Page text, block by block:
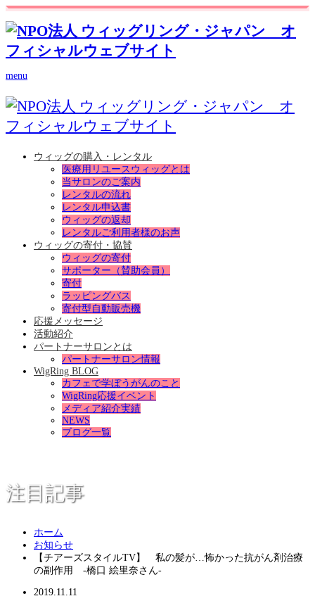
menu
ウィッグの購入・レンタル
医療用リユースウィッグとは
当サロンのご案内
レンタルの流れ
レンタル申込書
ウィッグの返却
レンタルご利用者様のお声
ウィッグの寄付・協賛
ウィッグの寄付
サポーター（賛助会員）
寄付
ラッピングバス
寄付型自動販売機
応援メッセージ
活動紹介
パートナーサロンとは
パートナーサロン情報
WigRing BLOG
カフェで学ぼうがんのこと
WigRing応援イベント
メディア紹介実績
NEWS
ブログ一覧
注目記事
ホーム
お知らせ
【チアーズスタイルTV】 私の髪が…怖かった抗がん剤治療
の副作用 -橋口 絵里奈さん-
2019.11.11